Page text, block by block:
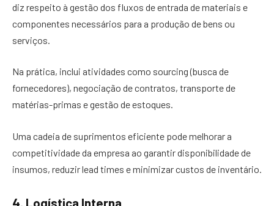
diz respeito à gestão dos fluxos de entrada de materiais e
componentes necessários para a produção de bens ou
serviços.
Na prática, inclui atividades como sourcing (busca de
fornecedores), negociação de contratos, transporte de
matérias-primas e gestão de estoques.
Uma cadeia de suprimentos eficiente pode melhorar a
competitividade da empresa ao garantir disponibilidade de
insumos, reduzir lead times e minimizar custos de inventário.